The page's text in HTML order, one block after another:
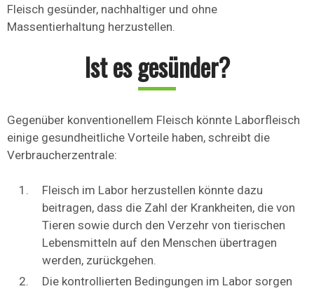
Fleisch gesünder, nachhaltiger und ohne
Massentierhaltung herzustellen.
Ist es gesünder?
Gegenüber konventionellem Fleisch könnte Laborfleisch
einige gesundheitliche Vorteile haben, schreibt die
Verbraucherzentrale:
Fleisch im Labor herzustellen könnte dazu
beitragen, dass die Zahl der Krankheiten, die von
Tieren sowie durch den Verzehr von tierischen
Lebensmitteln auf den Menschen übertragen
werden, zurückgehen.
Die kontrollierten Bedingungen im Labor sorgen